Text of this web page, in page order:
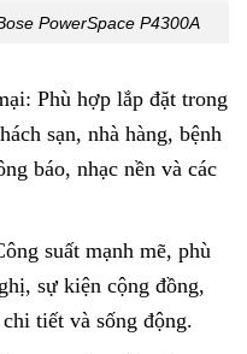
PowerSpace P4300A
Phù hợp lắp đặt trong
sạn, nhà hàng, bệnh
báo, nhạc nền và các
suất mạnh mẽ, phù
sự kiện cộng đồng,
tiết và sống động.